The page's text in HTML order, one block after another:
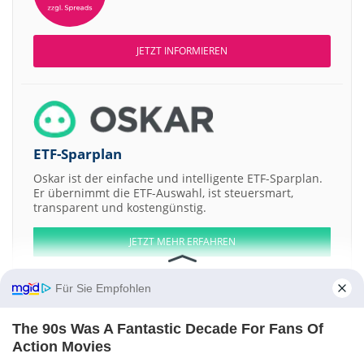
JETZT INFORMIEREN
ETF-Sparplan
Oskar ist der einfache und intelligente ETF-Sparplan.
Er übernimmt die ETF-Auswahl, ist steuersmart,
transparent und kostengünstig.
JETZT MEHR ERFAHREN
Aktien ATX DAX EuroStoxx 50 Dow Jones NASDAQ 100 Nikkei 225
Für Sie Empfohlen
The 90s Was A Fantastic Decade For Fans Of
Action Movies